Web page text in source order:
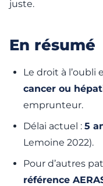
juste.
En résumé
Le droit à l’oubli
cancer ou
emprunteur.
Délai actuel : 5
Lemoine 2022).
Pour d’autres
référence